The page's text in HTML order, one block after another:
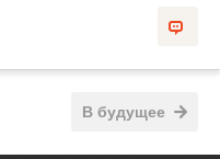
В будущее